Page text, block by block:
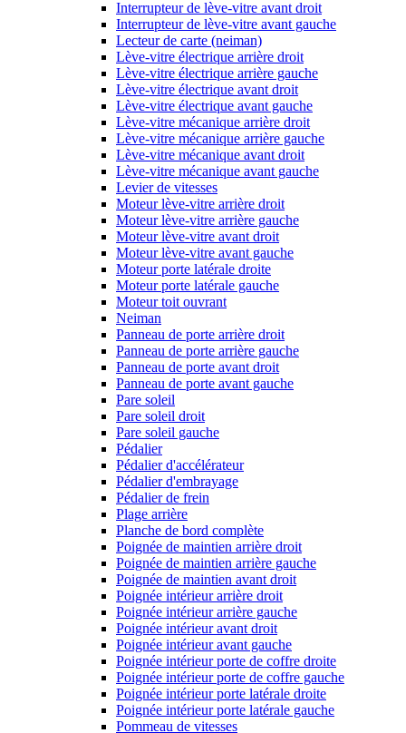
Interrupteur de lève-vitre avant droit
Interrupteur de lève-vitre avant gauche
Lecteur de carte (neiman)
Lève-vitre électrique arrière droit
Lève-vitre électrique arrière gauche
Lève-vitre électrique avant droit
Lève-vitre électrique avant gauche
Lève-vitre mécanique arrière droit
Lève-vitre mécanique arrière gauche
Lève-vitre mécanique avant droit
Lève-vitre mécanique avant gauche
Levier de vitesses
Moteur lève-vitre arrière droit
Moteur lève-vitre arrière gauche
Moteur lève-vitre avant droit
Moteur lève-vitre avant gauche
Moteur porte latérale droite
Moteur porte latérale gauche
Moteur toit ouvrant
Neiman
Panneau de porte arrière droit
Panneau de porte arrière gauche
Panneau de porte avant droit
Panneau de porte avant gauche
Pare soleil
Pare soleil droit
Pare soleil gauche
Pédalier
Pédalier d'accélérateur
Pédalier d'embrayage
Pédalier de frein
Plage arrière
Planche de bord complète
Poignée de maintien arrière droit
Poignée de maintien arrière gauche
Poignée de maintien avant droit
Poignée intérieur arrière droit
Poignée intérieur arrière gauche
Poignée intérieur avant droit
Poignée intérieur avant gauche
Poignée intérieur porte de coffre droite
Poignée intérieur porte de coffre gauche
Poignée intérieur porte latérale droite
Poignée intérieur porte latérale gauche
Pommeau de vitesses